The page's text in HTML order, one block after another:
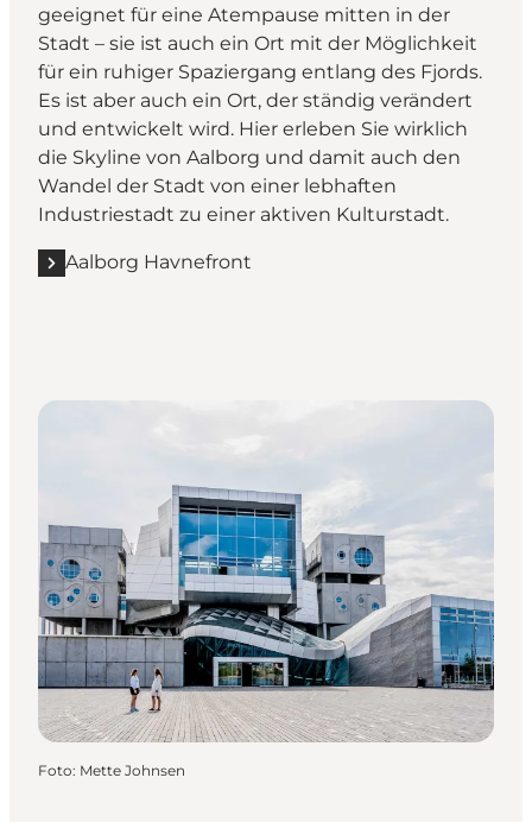
geeignet für eine Atempause mitten in der
Stadt – sie ist auch ein Ort mit der Möglichkeit
für ein ruhiger Spaziergang entlang des Fjords.
Es ist aber auch ein Ort, der ständig verändert
und entwickelt wird. Hier erleben Sie wirklich
die Skyline von Aalborg und damit auch den
Wandel der Stadt von einer lebhaften
Industriestadt zu einer aktiven Kulturstadt.
Aalborg Havnefront
Foto: Mette Johnsen